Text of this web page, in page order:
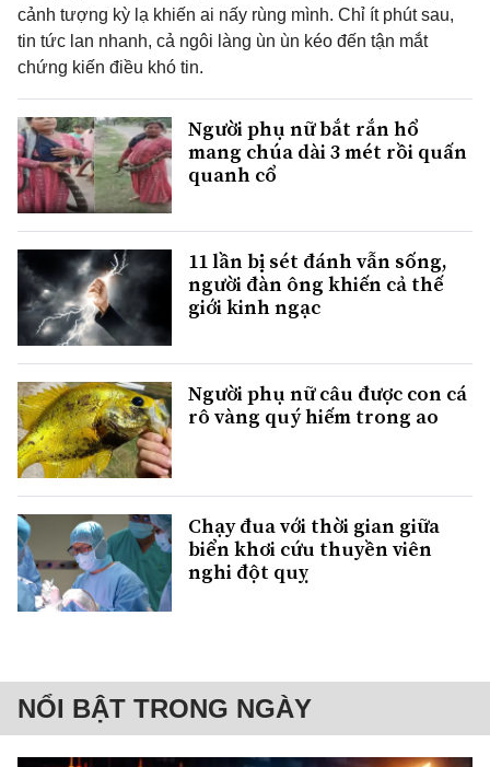
cảnh tượng kỳ lạ khiến ai nấy rùng mình. Chỉ ít phút sau,
tin tức lan nhanh, cả ngôi làng ùn ùn kéo đến tận mắt
chứng kiến điều khó tin.
Người phụ nữ bắt rắn hổ
mang chúa dài 3 mét rồi quấn
quanh cổ
11 lần bị sét đánh vẫn sống,
người đàn ông khiến cả thế
giới kinh ngạc
Người phụ nữ câu được con cá
rô vàng quý hiếm trong ao
Chạy đua với thời gian giữa
biển khơi cứu thuyền viên
nghi đột quỵ
NỔI BẬT TRONG NGÀY